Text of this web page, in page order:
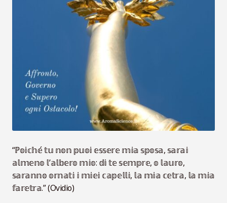
“ℙ𝕠𝕚𝕔𝕙𝕖́ 𝕥𝕦 𝕟𝕠𝕟 𝕡𝕦𝕠𝕚 𝕖𝕤𝕤𝕖𝕣𝕖 𝕞𝕚𝕒 𝕤𝕡𝕠𝕤𝕒, 𝕤𝕒𝕣𝕒𝕚
𝕒𝕝𝕞𝕖𝕟𝕠 𝕝’𝕒𝕝𝕓𝕖𝕣𝕠 𝕞𝕚𝕠: 𝕕𝕚 𝕥𝕖 𝕤𝕖𝕞𝕡𝕣𝕖, 𝕠 𝕝𝕒𝕦𝕣𝕠,
𝕤𝕒𝕣𝕒𝕟𝕟𝕠 𝕠𝕣𝕟𝕒𝕥𝕚 𝕚 𝕞𝕚𝕖𝕚 𝕔𝕒𝕡𝕖𝕝𝕝𝕚, 𝕝𝕒 𝕞𝕚𝕒 𝕔𝕖𝕥𝕣𝕒, 𝕝𝕒 𝕞𝕚𝕒
𝕗𝕒𝕣𝕖𝕥𝕣𝕒.” (Ovidio)